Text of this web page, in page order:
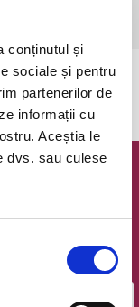
conținutul și
sociale și pentru
partenerilor de
informații cu
Aceștia le
dvs. sau culese
249.